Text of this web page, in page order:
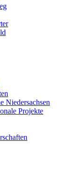
Niedersachsen
Projekte